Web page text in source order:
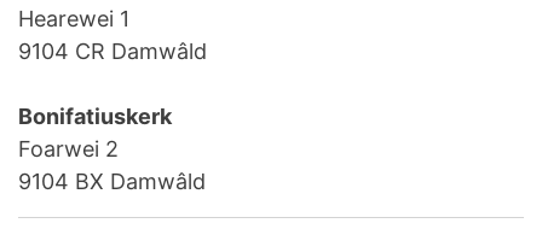
Hearewei 1
9104 CR Damwâld
Bonifatiuskerk
Foarwei 2
9104 BX Damwâld